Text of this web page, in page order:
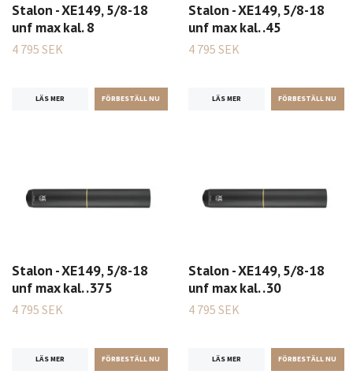
Stalon - XE149, 5/8-18
unf max kal. 8
4 795 SEK
LÄS MER
Stalon - XE149, 5/8-18
unf max kal. .45
4 795 SEK
LÄS MER
Stalon - XE149, 5/8-18
unf max kal. .375
4 795 SEK
LÄS MER
Stalon - XE149, 5/8-18
unf max kal. .30
4 795 SEK
LÄS MER